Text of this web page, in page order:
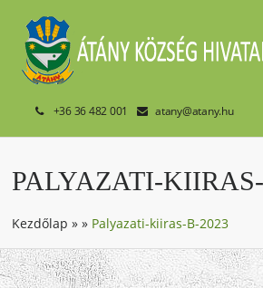
+36 36 482 001 atany@atany.hu
PALYAZATI-
Kezdőlap »» Palyazati-kiiras-B-2023